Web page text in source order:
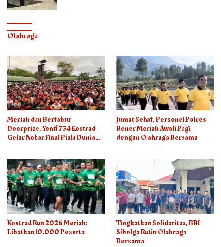
Olahraga
Meriah dan Bertabur
Doorprize, Yonif 754 Kostrad
Gelar Nobar Final Piala Dunia
Jumat Sehat, Personel Polres
Bener Meriah Awali Pagi
dengan Olahraga Bersama
Kostrad Run 2026 Meriah:
Libatkan 10.000 Peserta
Tingkatkan Solidaritas, BRI
Sibolga Rutin Olahraga
Bersama